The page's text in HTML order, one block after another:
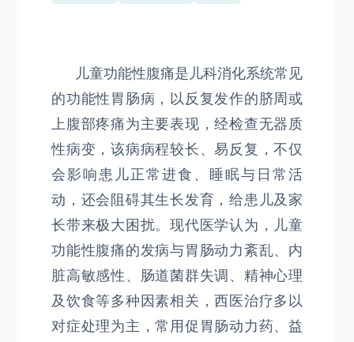
儿童功能性腹痛是儿科消化系统常见
的功能性胃肠病，以反复发作的脐周或
上腹部疼痛为主要表现，经检查无器质
性病变，该病病程较长、易反复，不仅
会影响患儿正常进食、睡眠与日常活
动，还会阻碍其生长发育，给患儿及家
长带来极大困扰。现代医学认为，儿童
功能性腹痛的发病与胃肠动力紊乱、内
脏高敏感性、肠道菌群失调、精神心理
及饮食等多种因素相关，西医治疗多以
对症处理为主，常用促胃肠动力药、益